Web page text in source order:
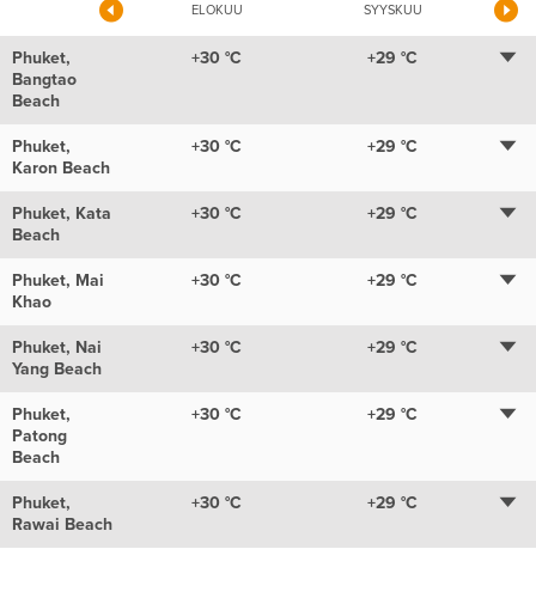
ELOKUU SYYSKUU
Phuket,
Bangtao
Beach
+30 °C +29 °C
Phuket,
Karon Beach
+30 °C +29 °C
Phuket, Kata
Beach
+30 °C +29 °C
Phuket, Mai
Khao
+30 °C +29 °C
Phuket, Nai
Yang Beach
+30 °C +29 °C
Phuket,
Patong
Beach
+30 °C +29 °C
Phuket,
Rawai Beach
+30 °C +29 °C